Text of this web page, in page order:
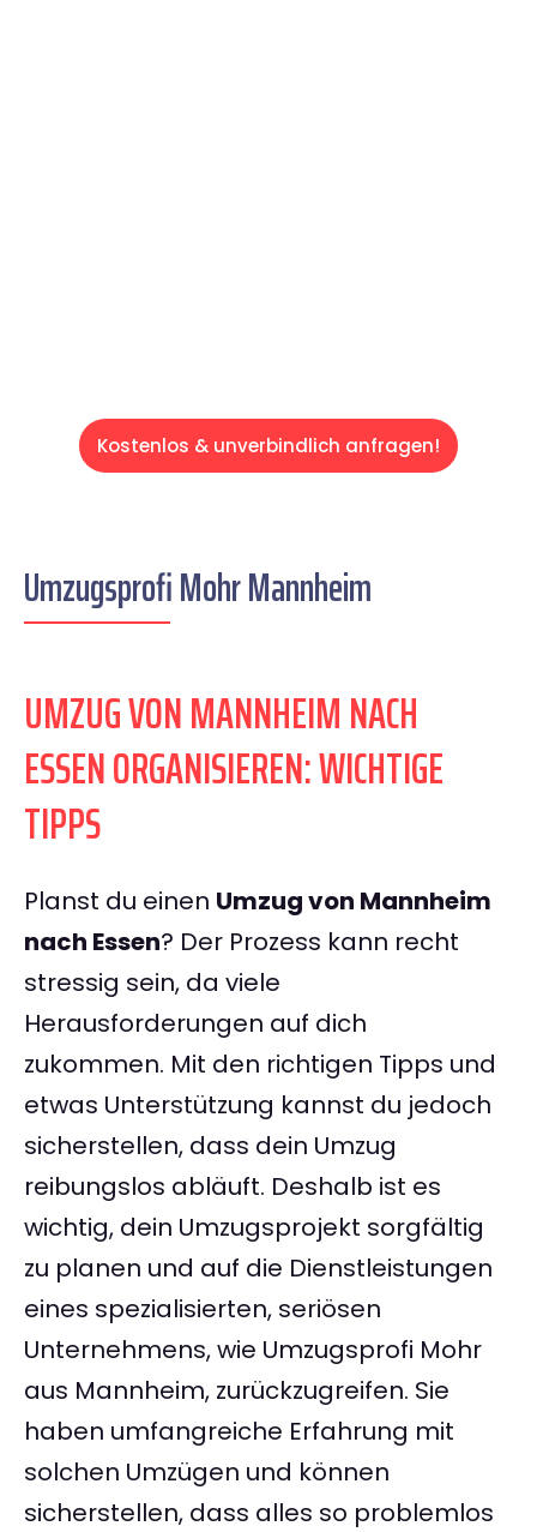
Kostenlos & unverbindlich anfragen!
Umzugsprofi Mohr Mannheim
UMZUG VON MANNHEIM NACH
ESSEN ORGANISIEREN: WICHTIGE
TIPPS
Planst du einen Umzug von Mannheim
nach Essen? Der Prozess kann recht
stressig sein, da viele
Herausforderungen auf dich
zukommen. Mit den richtigen Tipps und
etwas Unterstützung kannst du jedoch
sicherstellen, dass dein Umzug
reibungslos abläuft. Deshalb ist es
wichtig, dein Umzugsprojekt sorgfältig
zu planen und auf die Dienstleistungen
eines spezialisierten, seriösen
Unternehmens, wie Umzugsprofi Mohr
aus Mannheim, zurückzugreifen. Sie
haben umfangreiche Erfahrung mit
solchen Umzügen und können
sicherstellen, dass alles so problemlos